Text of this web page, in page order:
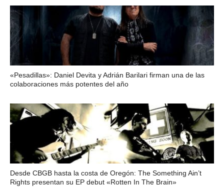
«Pesadillas»: Daniel Devita y Adrián Barilari firman una de las
colaboraciones más potentes del año
Desde CBGB hasta la costa de Oregón: The Something Ain’t
Rights presentan su EP debut «Rotten In The Brain»